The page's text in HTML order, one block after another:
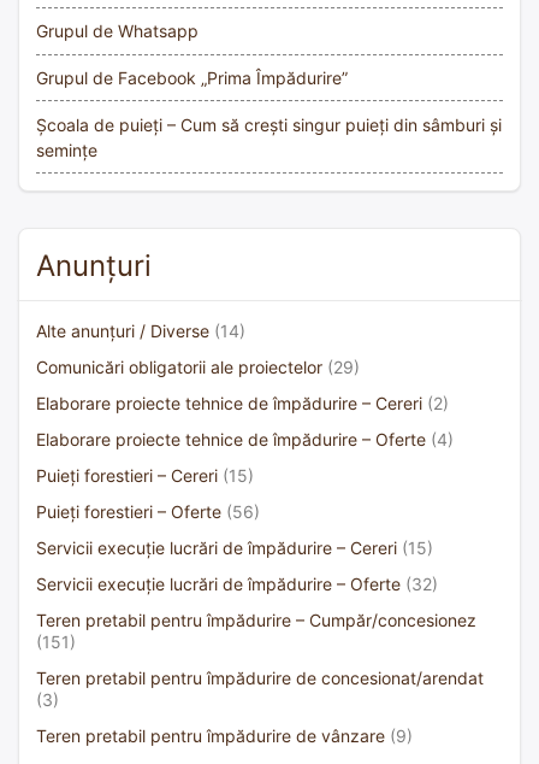
Grupul de Whatsapp
Grupul de Facebook „Prima Împădurire”
Școala de puieți – Cum să crești singur puieți din sâmburi și
semințe
Anunțuri
Alte anunțuri / Diverse (14)
Comunicări obligatorii ale proiectelor (29)
Elaborare proiecte tehnice de împădurire – Cereri (2)
Elaborare proiecte tehnice de împădurire – Oferte (4)
Puieți forestieri – Cereri (15)
Puieți forestieri – Oferte (56)
Servicii execuție lucrări de împădurire – Cereri (15)
Servicii execuție lucrări de împădurire – Oferte (32)
Teren pretabil pentru împădurire – Cumpăr/concesionez
(151)
Teren pretabil pentru împădurire de concesionat/arendat
(3)
Teren pretabil pentru împădurire de vânzare (9)